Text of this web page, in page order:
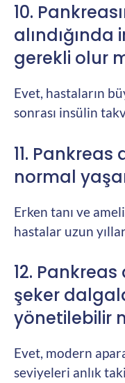
10.
gerekli olur
Evet, hastaların
sonrası insülin
11. Pankreas
normal
Erken tanı ve
hastalar uzun
12.
şeker
yönetilebilir
Evet, modern
seviyeleri anlık